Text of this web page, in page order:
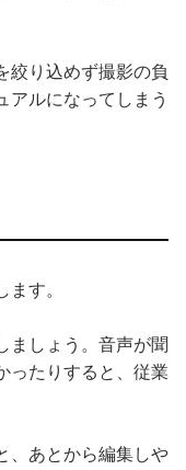
絞り込めず撮影の負
アルになってしまう
す。
ましょう。音声が聞
ったりすると、従業
、あとから編集しや